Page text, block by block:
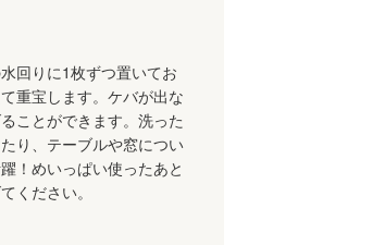
回りに1枚ずつ置いてお
重宝します。ケバが出な
ことができます。洗った
り、テーブルや窓につい
！めいっぱい使ったあと
ください。